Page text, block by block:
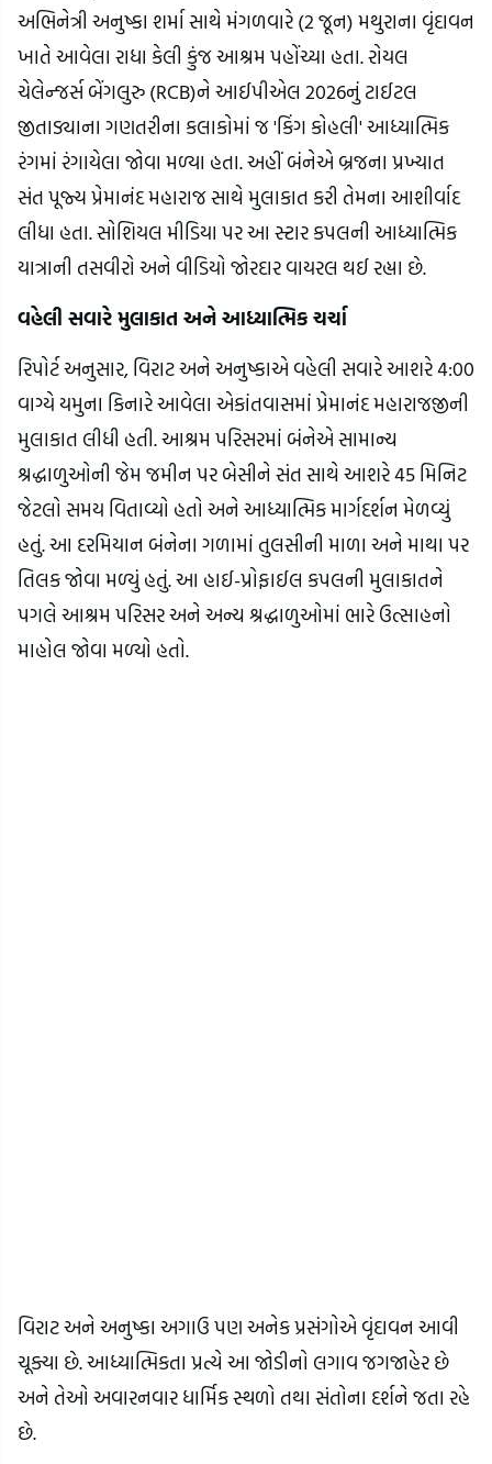
અભિનેત્રી અનુષ્કા શર્મા સાથે મંગળવારે (2 જૂન) મથુરાના વૃંદાવન
ખાતે આવેલા રાધા કેલી કુંજ આશ્રમ પહોંચ્યા હતા. રોયલ
ચેલેન્જર્સ બેંગલુરુ (RCB)ને આઈપીએલ 2026નું ટાઈટલ
જીતાડ્યાના ગણતરીના કલાકોમાં જ 'કિંગ કોહલી' આધ્યાત્મિક
રંગમાં રંગાયેલા જોવા મળ્યા હતા. અહીં બંનેએ બ્રજના પ્રખ્યાત
સંત પૂજ્ય પ્રેમાનંદ મહારાજ સાથે મુલાકાત કરી તેમના આશીર્વાદ
લીધા હતા. સોશિયલ મીડિયા પર આ સ્ટાર કપલની આધ્યાત્મિક
યાત્રાની તસવીરો અને વીડિયો જોરદાર વાયરલ થઈ રહ્યા છે.
વહેલી સવારે મુલાકાત અને આધ્યાત્મિક ચર્ચા
રિપોર્ટ અનુસાર, વિરાટ અને અનુષ્કાએ વહેલી સવારે આશરે 4:00
વાગ્યે યમુના કિનારે આવેલા એકાંતવાસમાં પ્રેમાનંદ મહારાજજીની
મુલાકાત લીધી હતી. આશ્રમ પરિસરમાં બંનેએ સામાન્ય
શ્રદ્ધાળુઓની જેમ જમીન પર બેસીને સંત સાથે આશરે 45 મિનિટ
જેટલો સમય વિતાવ્યો હતો અને આધ્યાત્મિક માર્ગદર્શન મેળવ્યું
હતું. આ દરમિયાન બંનેના ગળામાં તુલસીની માળા અને માથા પર
તિલક જોવા મળ્યું હતું. આ હાઈ-પ્રોફાઈલ કપલની મુલાકાતને
પગલે આશ્રમ પરિસર અને અન્ય શ્રદ્ધાળુઓમાં ભારે ઉત્સાહનો
માહોલ જોવા મળ્યો હતો.
વિરાટ અને અનુષ્કા અગાઉ પણ અનેક પ્રસંગોએ વૃંદાવન આવી
ચૂક્યા છે. આધ્યાત્મિકતા પ્રત્યે આ જોડીનો લગાવ જગજાહેર છે
અને તેઓ અવારનવાર ધાર્મિક સ્થળો તથા સંતોના દર્શને જતા રહે
છે.